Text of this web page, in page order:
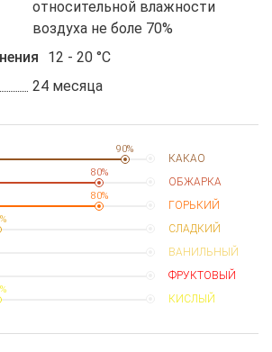
относительной влажности
воздуха не боле 70%
12 - 20 °C
24 месяца
90%
КАКАО
80%
ОБЖАРКА
80%
ГОРЬКИЙ
СЛАДКИЙ
ВАНИЛЬНЫЙ
ФРУКТОВЫЙ
КИСЛЫЙ